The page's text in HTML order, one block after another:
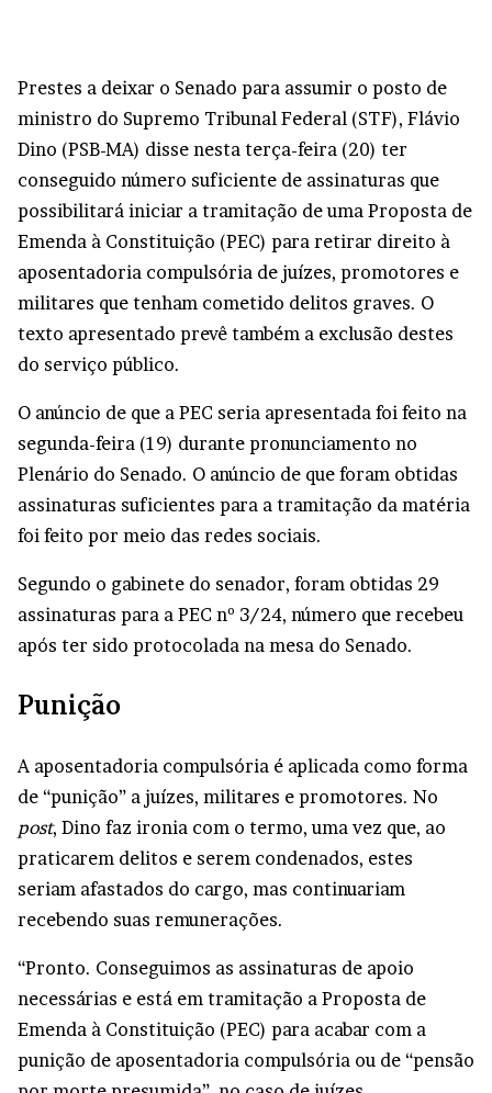
Prestes a deixar o Senado para assumir o posto de
ministro do Supremo Tribunal Federal (STF), Flávio
Dino (PSB-MA) disse nesta terça-feira (20) ter
conseguido número suficiente de assinaturas que
possibilitará iniciar a tramitação de uma Proposta de
Emenda à Constituição (PEC) para retirar direito à
aposentadoria compulsória de juízes, promotores e
militares que tenham cometido delitos graves. O
texto apresentado prevê também a exclusão destes
do serviço público.
O anúncio de que a PEC seria apresentada foi feito na
segunda-feira (19) durante pronunciamento no
Plenário do Senado. O anúncio de que foram obtidas
assinaturas suficientes para a tramitação da matéria
foi feito por meio das redes sociais.
Segundo o gabinete do senador, foram obtidas 29
assinaturas para a PEC nº 3/24, número que recebeu
após ter sido protocolada na mesa do Senado.
Punição
A aposentadoria compulsória é aplicada como forma
de “punição” a juízes, militares e promotores. No
post, Dino faz ironia com o termo, uma vez que, ao
praticarem delitos e serem condenados, estes
seriam afastados do cargo, mas continuariam
recebendo suas remunerações.
“Pronto. Conseguimos as assinaturas de apoio
necessárias e está em tramitação a Proposta de
Emenda à Constituição (PEC) para acabar com a
punição de aposentadoria compulsória ou de “pensão